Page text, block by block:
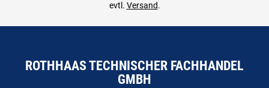
evtl. Versand.
ROTHHAAS TECHNISCHER FACHHANDEL
GMBH